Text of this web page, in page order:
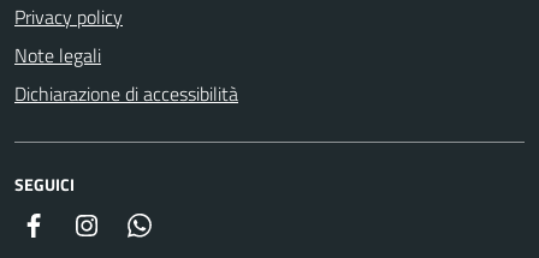
Privacy policy
Note legali
Dichiarazione di accessibilità
SEGUICI
Facebook Instagram